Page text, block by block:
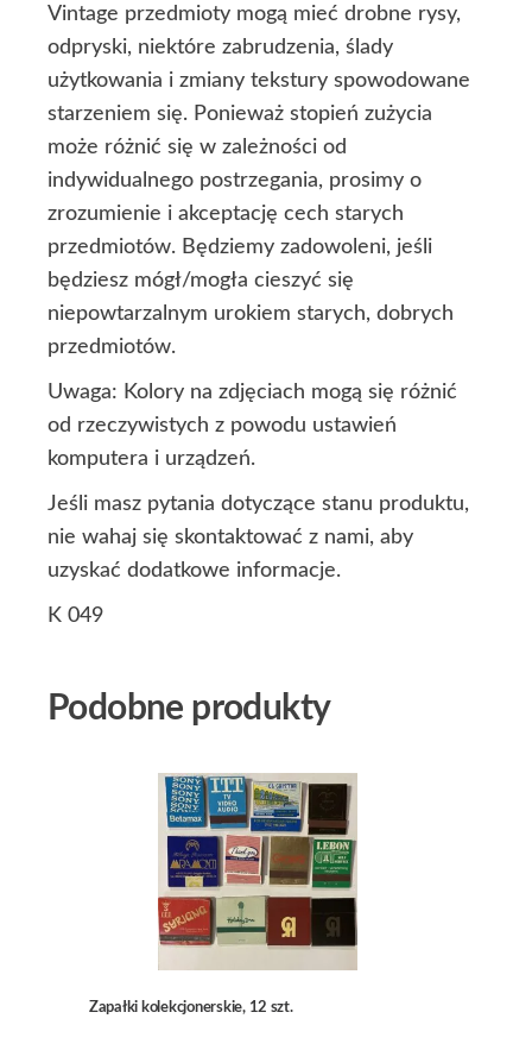
Vintage przedmioty mogą mieć drobne rysy,
odpryski, niektóre zabrudzenia, ślady
użytkowania i zmiany tekstury spowodowane
starzeniem się. Ponieważ stopień zużycia
może różnić się w zależności od
indywidualnego postrzegania, prosimy o
zrozumienie i akceptację cech starych
przedmiotów. Będziemy zadowoleni, jeśli
będziesz mógł/mogła cieszyć się
niepowtarzalnym urokiem starych, dobrych
przedmiotów.
Uwaga: Kolory na zdjęciach mogą się różnić
od rzeczywistych z powodu ustawień
komputera i urządzeń.
Jeśli masz pytania dotyczące stanu produktu,
nie wahaj się skontaktować z nami, aby
uzyskać dodatkowe informacje.
K 049
Podobne produkty
Zapałki kolekcjonerskie, 12 szt.